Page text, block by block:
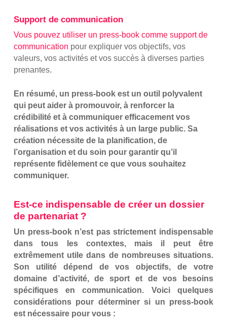
Support de communication
Vous pouvez utiliser un press-book comme support de
communication pour expliquer vos objectifs, vos
valeurs, vos activités et vos succès à diverses parties
prenantes.
En résumé, un press-book est un outil polyvalent
qui peut aider à promouvoir, à renforcer la
crédibilité et à communiquer efficacement vos
réalisations et vos activités à un large public. Sa
création nécessite de la planification, de
l’organisation et du soin pour garantir qu’il
représente fidèlement ce que vous souhaitez
communiquer.
Est-ce indispensable de créer un dossier
de partenariat ?
Un press-book n’est pas strictement indispensable
dans tous les contextes, mais il peut être
extrêmement utile dans de nombreuses situations.
Son utilité dépend de vos objectifs, de votre
domaine d’activité, de sport et de vos besoins
spécifiques en communication. Voici quelques
considérations pour déterminer si un press-book
est nécessaire pour vous :